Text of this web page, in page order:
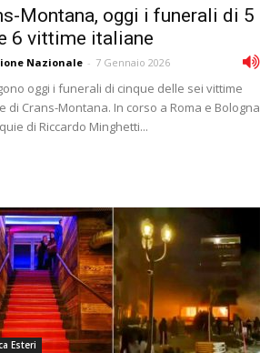
Montana, oggi i funerali di 5
6 vittime italiane
Nazionale - 7 Gennaio 2026
oggi i funerali di cinque delle sei vittime
di Crans-Montana. In corso a Roma e Bologna
di Riccardo Minghetti...
Esteri